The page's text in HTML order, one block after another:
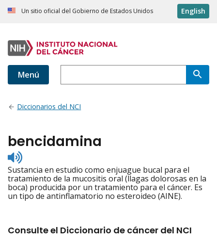
Un sitio oficial del Gobierno de Estados Unidos English
Menú
Diccionarios del NCI
bencidamina
Listen
to
pronunciation
Sustancia en estudio como enjuague bucal para el
tratamiento de la mucositis oral (llagas dolorosas en la
boca) producida por un tratamiento para el cáncer. Es
un tipo de antinflamatorio no esteroideo (AINE).
Consulte el Diccionario de cáncer del NCI